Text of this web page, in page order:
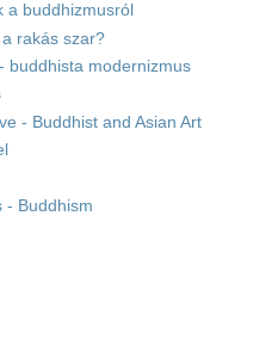
a buddhizmusról
rakás szar?
buddhista modernizmus
- Buddhist and Asian Art
- Buddhism